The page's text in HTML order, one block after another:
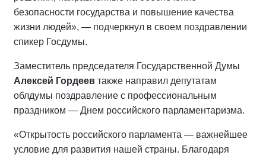
безопасности государства и повышение качества
жизни людей», — подчеркнул в своем поздравлении
спикер Госдумы.
Заместитель председателя Государственной Думы
Алексей Гордеев также направил депутатам
облдумы поздравление с профессиональным
праздником — Днем российского парламентаризма.
«Открытость российского парламента — важнейшее
условие для развития нашей страны. Благодаря